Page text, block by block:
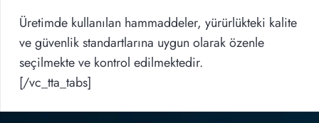
Üretimde kullanılan hammaddeler, yürürlükteki kalite
ve güvenlik standartlarına uygun olarak özenle
seçilmekte ve kontrol edilmektedir.
[/vc_tta_tabs]